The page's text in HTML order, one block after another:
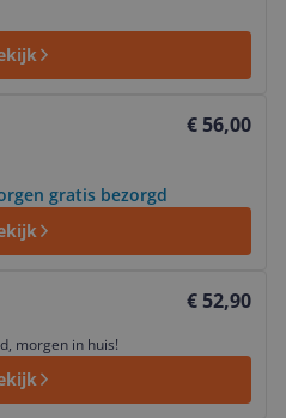
€ 56,00
gratis bezorgd
€ 52,90
morgen in huis!